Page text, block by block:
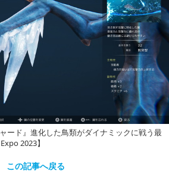
ード』進化した鳥類がダイナミックに戦う最
2023】
この記事へ戻る